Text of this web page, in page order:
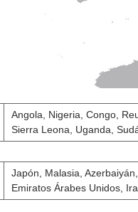
Angola, Nigeria, Congo,
Sierra Leona, Uganda,
Japón, Malasia,
Emiratos Árabes Unidos,